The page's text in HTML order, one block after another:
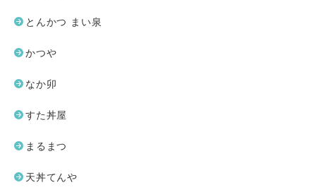
とんかつ まい泉
かつや
なか卯
すた丼屋
まるまつ
天丼てんや